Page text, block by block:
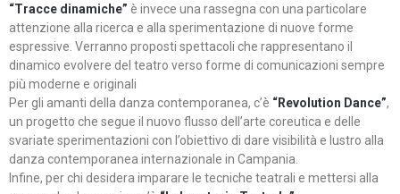
“Tracce dinamiche” è invece una rassegna con una particolare
attenzione alla ricerca e alla sperimentazione di nuove forme
espressive. Verranno proposti spettacoli che rappresentano il
dinamico evolvere del teatro verso forme di comunicazioni sempre
più moderne e originali
Per gli amanti della danza contemporanea, c’è “Revolution Dance”,
un progetto che segue il nuovo flusso dell’arte coreutica e delle
svariate sperimentazioni con l’obiettivo di dare visibilità e lustro alla
danza contemporanea internazionale in Campania.
Infine, per chi desidera imparare le tecniche teatrali e mettersi alla